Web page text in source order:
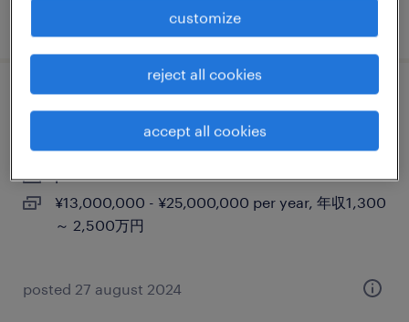
posted 30 october 2023
東京23区外, 東京都
permanent
¥13,000,000 - ¥25,000,000 per year, 年収1,300
～ 2,500万円
posted 27 august 2024
customize
reject all cookies
accept all cookies